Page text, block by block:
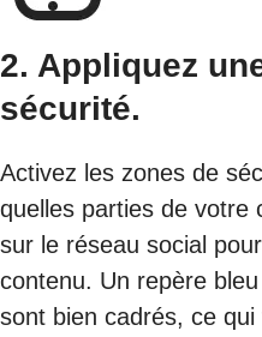
2. Appliquez
sécurité.
Activez les zones de
quelles parties de votre
sur le réseau social
contenu. Un repère
sont bien cadrés, ce